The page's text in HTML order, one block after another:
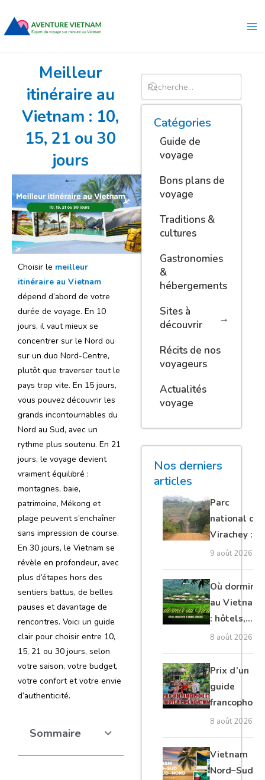
contenu
Meilleur
itinéraire au
Vietnam : 10,
15, 21 ou 30
jours
Choisir le meilleur
itinéraire au Vietnam
dépend d’abord de votre
durée de voyage. En 10
jours, il vaut mieux se
concentrer sur le Nord ou
sur un duo Nord-Centre,
plutôt que traverser tout le
pays trop vite. En 15 jours,
vous pouvez découvrir les
grands incontournables du
Nord au Sud, avec un
rythme plus soutenu. En 21
jours, le voyage devient
vraiment équilibré :
montagnes, baie,
patrimoine, Mékong et
plage peuvent s’enchaîner
sans impression de course.
En 30 jours, le Vietnam se
révèle en profondeur, avec
plus d’étapes hors des
sentiers battus, de belles
pauses et davantage de
rencontres. Voici un guide
clair pour choisir entre 10,
15, 21 ou 30 jours, selon
votre saison, votre budget,
votre confort et votre envie
d’authenticité.
Sommaire
Catégories
Guide de
voyage
Bons plans de
voyage
Traditions &
cultures
Gastronomies
&
hébergements
Sites à
découvrir
Récits de nos
voyageurs
Actualités
voyage
Nos derniers
articles
Parc
national de
Virachey :
trekking,
nature
sauvage et
conseils
pour
explorer le
9 août 2026
Où dormir
au Vietnam
: hôtels,
homestays
et bonnes
adresses
8 août 2026
Prix d’un
guide
francophone
et chauffeur
privé au
Vietnam
8 août 2026
Vietnam
Nord–Sud